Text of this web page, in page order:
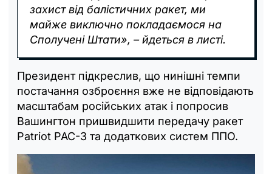
захист від балістичних ракет, ми
майже виключно покладаємося на
Сполучені Штати», – йдеться в листі.
Президент підкреслив, що нинішні темпи
постачання озброєння вже не відповідають
масштабам російських атак і попросив
Вашингтон пришвидшити передачу ракет
Patriot PAC-3 та додаткових систем ППО.